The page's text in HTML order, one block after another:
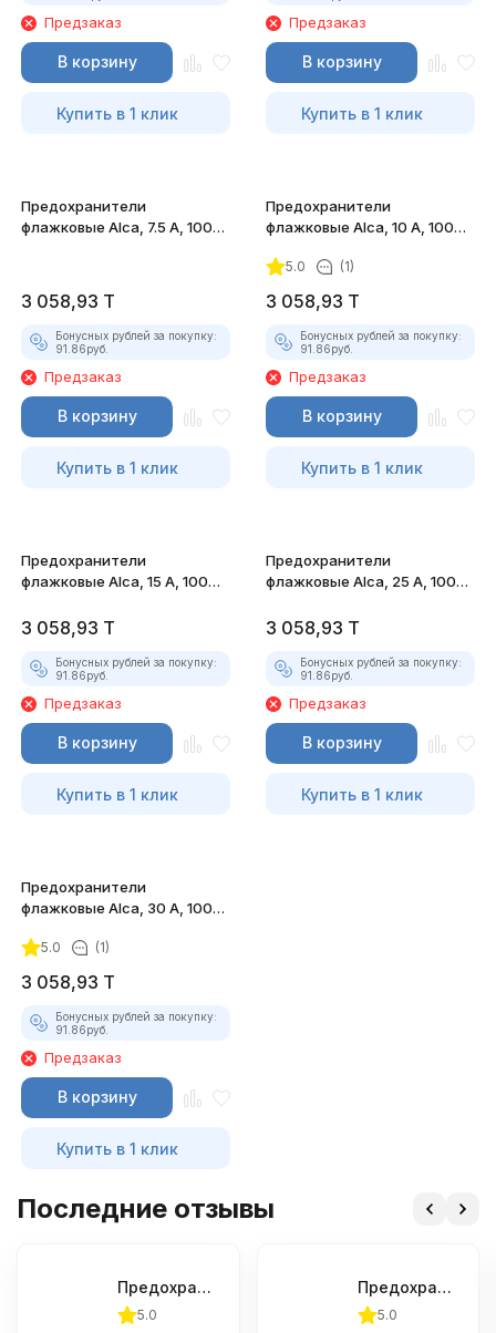
Предзаказ
В корзину
Купить в 1 клик
Предзаказ
В корзину
Купить в 1 клик
Предохранители
флажковые Alca, 7.5 А, 100
3 058,93 T
Бонусных рублей за покупку:
91.86руб.
Предзаказ
В корзину
Купить в 1 клик
Предохранители
флажковые Alca, 10 А, 100
5.0 (1)
3 058,93 T
Бонусных рублей за покупку:
91.86руб.
Предзаказ
В корзину
Купить в 1 клик
Предохранители
флажковые Alca, 15 А, 100
3 058,93 T
Бонусных рублей за покупку:
91.86руб.
Предзаказ
В корзину
Купить в 1 клик
Предохранители
флажковые Alca, 25 А, 100
3 058,93 T
Бонусных рублей за покупку:
91.86руб.
Предзаказ
В корзину
Купить в 1 клик
Предохранители
флажковые Alca, 30 А, 100
5.0 (1)
3 058,93 T
Бонусных рублей за покупку:
91.86руб.
Предзаказ
В корзину
Купить в 1 клик
Последние отзывы
Предохранители флажковые мини Alca, 10 штук
5.0
Предохранители флажковые Alca, 30 А, 100 штук
5.0